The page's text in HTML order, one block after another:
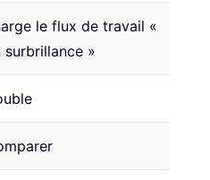
le flux de travail «
»